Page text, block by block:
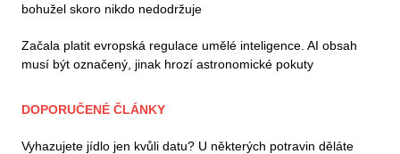
bohužel skoro nikdo nedodržuje
Začala platit evropská regulace umělé inteligence. AI obsah
musí být označený, jinak hrozí astronomické pokuty
DOPORUČENÉ ČLÁNKY
Vyhazujete jídlo jen kvůli datu? U některých potravin děláte